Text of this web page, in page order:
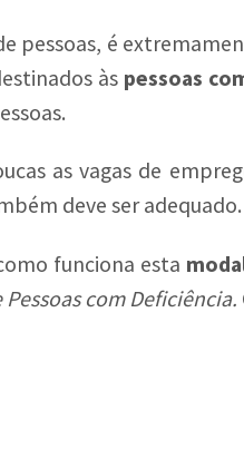
pessoas, é
às pessoas
as vagas de
deve ser adequado.
funciona esta
com Deficiência.